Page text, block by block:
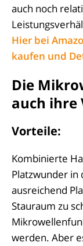
auch noch
Hier bei
kaufen und
Die
auch ihre
Vorteile:
Kombinierte
Platzwunder in
ausreichend
Stauraum zu
werden. Aber